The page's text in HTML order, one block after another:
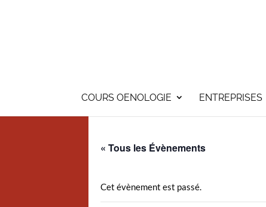
COURS OENOLOGIE ENTREPRISES
« Tous les Évènements
Cet évènement est passé.